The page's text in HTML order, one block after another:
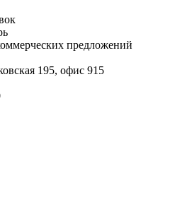
предложений
195, офис 915